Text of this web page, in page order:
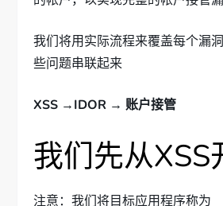
我们将用实际流程来覆盖每个漏
些问题串联起来
XSS →IDOR → 账户接管
我们先从XSS
注意：我们将目标应用程序称为